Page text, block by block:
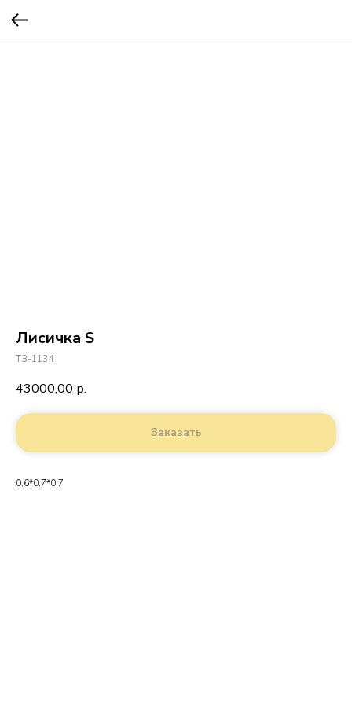
Лисичка S
ТЗ-1134
43000,00 р.
Заказать
0,6*0,7*0,7